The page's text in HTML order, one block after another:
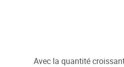
Avec la quantité